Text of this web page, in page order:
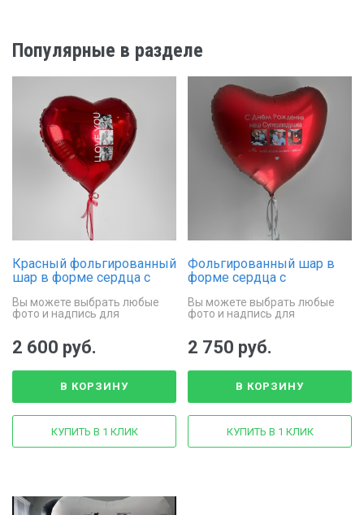
Популярные в разделе
Красный фольгированный
шар в форме сердца с
Вы можете выбрать любые
фото и надпись для
2 600 руб.
В КОРЗИНУ
КУПИТЬ В 1 КЛИК
Фольгированный шар в
форме сердца с
надписью и фото
Вы можете выбрать любые
фото и надпись для
2 750 руб.
В КОРЗИНУ
КУПИТЬ В 1 КЛИК